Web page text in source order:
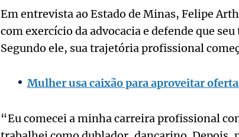
Em entrevista ao Estado de Minas, Felipe
com exercício da advocacia e defende que
Segundo ele, sua trajetória profissional
Mulher usa caixão para aproveitar
“Eu comecei a minha carreira profissional